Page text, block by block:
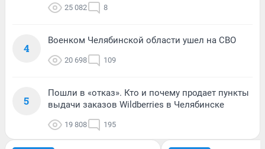
25 082 8
4
Военком Челябинской области ушел на СВО
20 698 109
5
Пошли в «отказ». Кто и почему продает пункты
выдачи заказов Wildberries в Челябинске
19 808 195